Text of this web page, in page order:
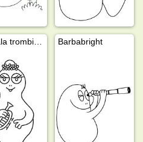
Barbabright